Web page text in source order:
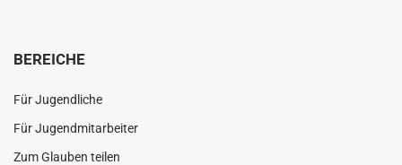
BEREICHE
Für Jugendliche
Für Jugendmitarbeiter
Zum Glauben teilen